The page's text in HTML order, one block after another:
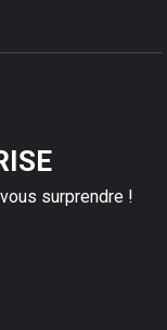
surprendre !